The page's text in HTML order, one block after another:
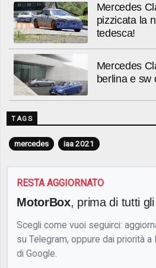
Mercedes
pizzicata la
tedesca!
Mercedes
berlina e sw
TAGS
mercedes iaa 2021
RESTA AGGIORNATO
MotorBox, prima di tutti
Scegli come vuoi seguirci:
su Telegram, oppure dai priorità
di Google.